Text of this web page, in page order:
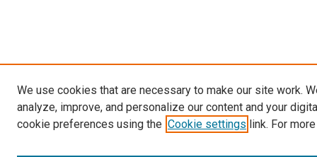
We use cookies that are necessary to make our site work.
analyze, improve, and personalize our content and your
cookie preferences using the Cookie settings link. For